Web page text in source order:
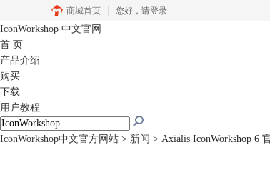
商城首页 您好， 请登录
IconWorkshop 中文官网
首 页
产品介绍
购买
下载
用户教程
IconWorkshop中文官方网站 > 新闻 > Axialis IconWorkshop 6